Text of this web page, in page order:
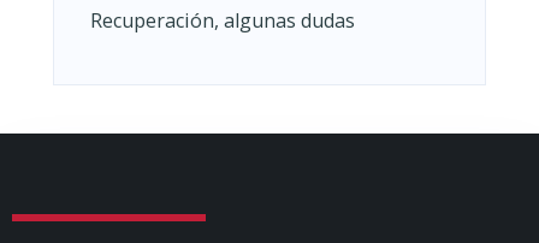
Recuperación, algunas dudas